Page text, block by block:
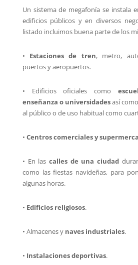
Un sistema de megafonía se instala
edificios públicos y en diversos
listado incluimos buena parte de los
• Estaciones de tren, metro,
puertos y aeropuertos.
• Edificios oficiales como
enseñanza o universidadesasí
al público o de uso habitual como
• Centros comerciales y
• En las calles de una ciudad
como las fiestas navideñas, para
algunas horas.
• Edificios religiosos.
• Almacenes y naves industriales.
• Instalaciones deportivas.